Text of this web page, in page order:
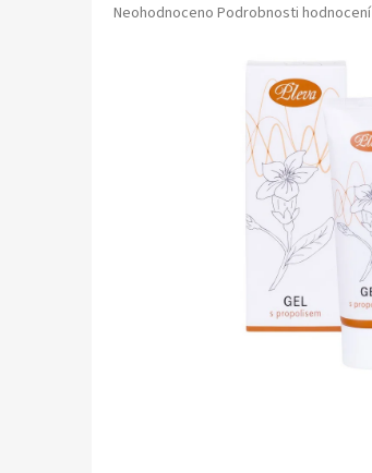
Průměrné
Neohodnoceno Podrobnosti hodnocení